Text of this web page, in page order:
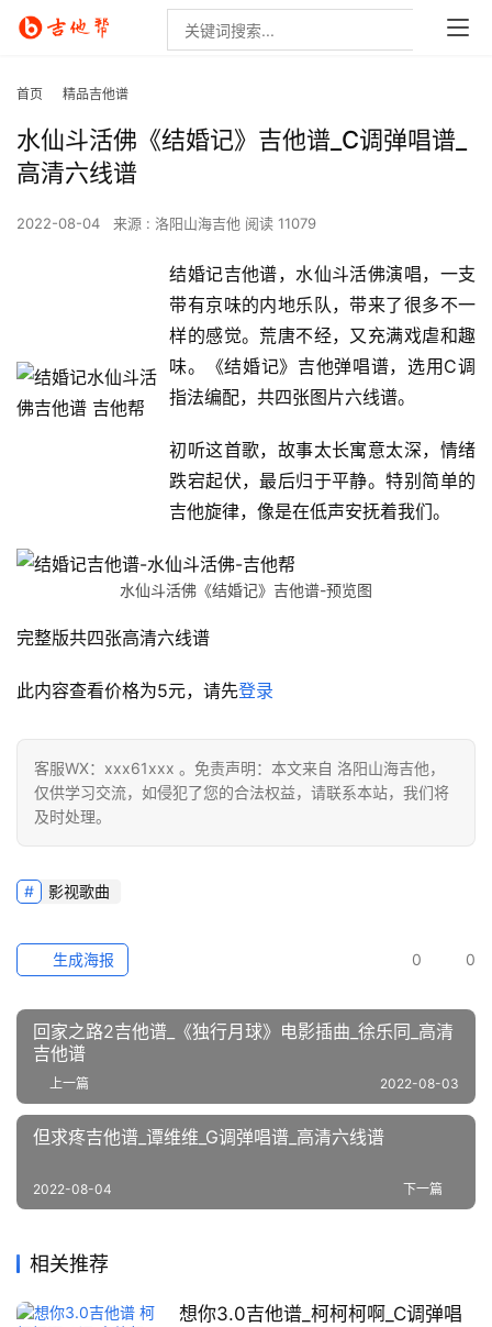
首页 精品吉他谱
水仙斗活佛《结婚记》吉他谱_C调弹唱谱_
高清六线谱
2022-08-04 来源 : 洛阳山海吉他 阅读 11079
结婚记吉他谱，水仙斗活佛演唱，一支
带有京味的内地乐队，带来了很多不一
样的感觉。荒唐不经，又充满戏虐和趣
味。《结婚记》吉他弹唱谱，选用C调
指法编配，共四张图片六线谱。
初听这首歌，故事太长寓意太深，情绪
跌宕起伏，最后归于平静。特别简单的
吉他旋律，像是在低声安抚着我们。
水仙斗活佛《结婚记》吉他谱-预览图
完整版共四张高清六线谱
此内容查看价格为5元，请先登录
客服WX：xxx61xxx 。免责声明：本文来自 洛阳山海吉他，
仅供学习交流，如侵犯了您的合法权益，请联系本站，我们将
及时处理。
影视歌曲
0 0
生成海报
回家之路2吉他谱_《独行月球》电影插曲_徐乐同_高清
吉他谱
上一篇 2022-08-03
但求疼吉他谱_谭维维_G调弹唱谱_高清六线谱
下一篇
2022-08-04
相关推荐
想你3.0吉他谱_柯柯柯啊_C调弹唱